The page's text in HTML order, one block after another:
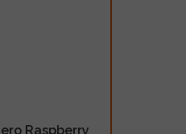
Raspberry